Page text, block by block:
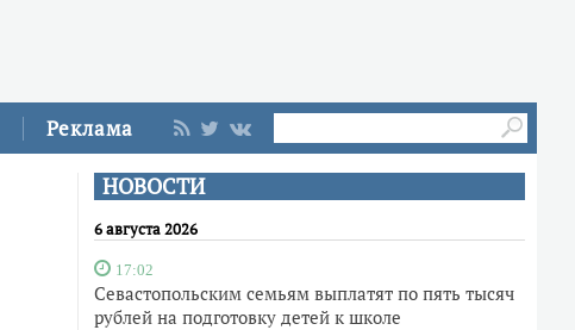
Реклама
НОВОСТИ
6 августа 2026
17:02
Севастопольским семьям выплатят по пять тысяч
рублей на подготовку детей к школе